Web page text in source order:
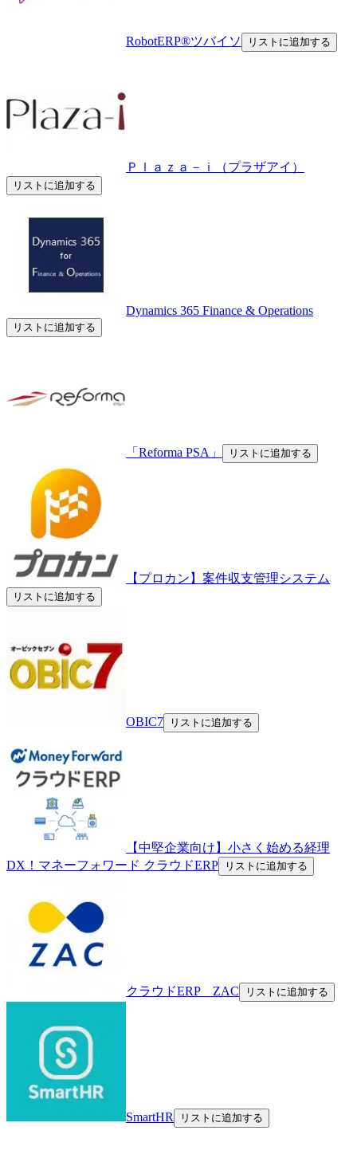
RobotERP®️ツバイソ リストに追加する
Ｐｌａｚａ－ｉ（プラザアイ）
リストに追加する
Dynamics 365 Finance & Operations
リストに追加する
「Reforma PSA」 リストに追加する
【プロカン】案件収支管理システム
リストに追加する
OBIC7 リストに追加する
【中堅企業向け】小さく始める経理
DX！マネーフォワード クラウドERP
リストに追加する
クラウドERP ZAC リストに追加する
SmartHR リストに追加する